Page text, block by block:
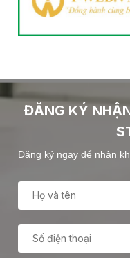
ĐĂNG KÝ
Đăng ký ngay để nhận